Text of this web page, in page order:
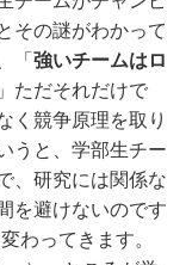
その謎がわかって
「 強いチームはロ
」ただそれだけで
く競争原理を取り
うと、学部生チー
、研究には関係な
を避けないのです
わってきます。